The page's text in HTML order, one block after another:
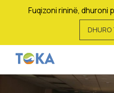
Fuqizoni rininë, dhuroni
DHURO